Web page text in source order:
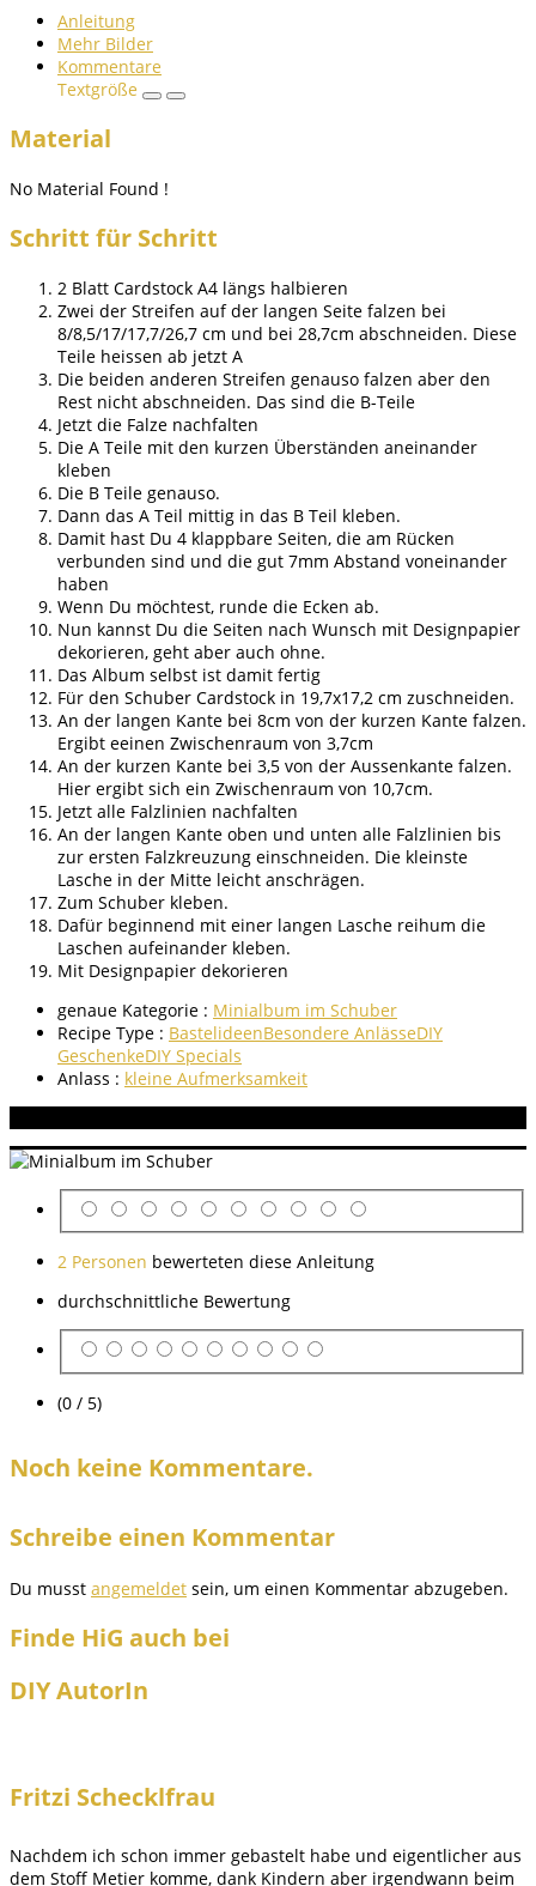
Anleitung
Mehr Bilder
Kommentare
Textgröße
Material
No Material Found !
Schritt für Schritt
2 Blatt Cardstock A4 längs halbieren
Zwei der Streifen auf der langen Seite falzen bei
8/8,5/17/17,7/26,7 cm und bei 28,7cm abschneiden. Diese
Teile heissen ab jetzt A
Die beiden anderen Streifen genauso falzen aber den
Rest nicht abschneiden. Das sind die B-Teile
Jetzt die Falze nachfalten
Die A Teile mit den kurzen Überständen aneinander
kleben
Die B Teile genauso.
Dann das A Teil mittig in das B Teil kleben.
Damit hast Du 4 klappbare Seiten, die am Rücken
verbunden sind und die gut 7mm Abstand voneinander
haben
Wenn Du möchtest, runde die Ecken ab.
Nun kannst Du die Seiten nach Wunsch mit Designpapier
dekorieren, geht aber auch ohne.
Das Album selbst ist damit fertig
Für den Schuber Cardstock in 19,7x17,2 cm zuschneiden.
An der langen Kante bei 8cm von der kurzen Kante falzen.
Ergibt eeinen Zwischenraum von 3,7cm
An der kurzen Kante bei 3,5 von der Aussenkante falzen.
Hier ergibt sich ein Zwischenraum von 10,7cm.
Jetzt alle Falzlinien nachfalten
An der langen Kante oben und unten alle Falzlinien bis
zur ersten Falzkreuzung einschneiden. Die kleinste
Lasche in der Mitte leicht anschrägen.
Zum Schuber kleben.
Dafür beginnend mit einer langen Lasche reihum die
Laschen aufeinander kleben.
Mit Designpapier dekorieren
genaue Kategorie : Minialbum im Schuber
Recipe Type : BastelideenBesondere AnlässeDIY
GeschenkeDIY Specials
Anlass : kleine Aufmerksamkeit
2 Personen bewerteten diese Anleitung
durchschnittliche Bewertung
(0 / 5)
Noch keine Kommentare.
Schreibe einen Kommentar
Du musst angemeldet sein, um einen Kommentar abzugeben.
Finde HiG auch bei
DIY AutorIn
Fritzi Schecklfrau
Nachdem ich schon immer gebastelt habe und eigentlicher aus
dem Stoff Metier komme, dank Kindern aber irgendwann beim